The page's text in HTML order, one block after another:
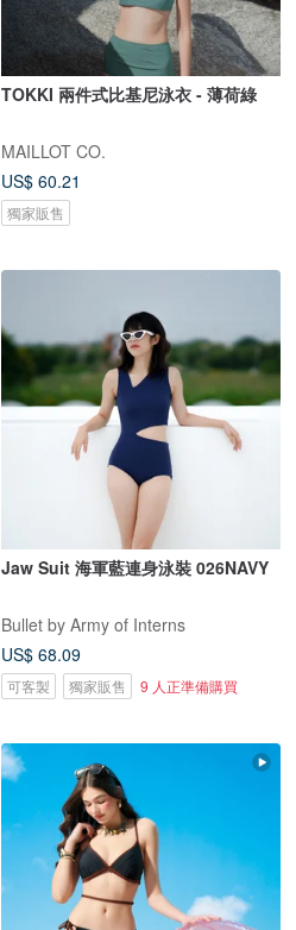
TOKKI 兩件式比基尼泳衣 - 薄荷綠
MAILLOT CO.
US$ 60.21
獨家販售
Jaw Suit 海軍藍連身泳裝 026NAVY
Bullet by Army of Interns
US$ 68.09
可客製 獨家販售 9 人正準備購買